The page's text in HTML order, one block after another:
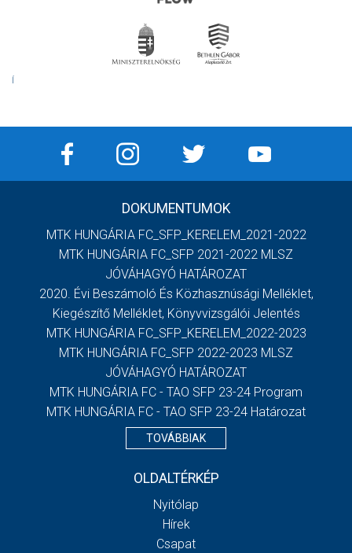
DOKUMENTUMOK
MTK HUNGÁRIA FC_SFP_KERELEM_2021-2022
MTK HUNGÁRIA FC_SFP 2021-2022 MLSZ
JÓVÁHAGYÓ HATÁROZAT
2020. Évi Beszámoló És Közhasznúsági Melléklet,
Kiegészítő Melléklet, Könyvvizsgálói Jelentés
MTK HUNGÁRIA FC_SFP_KERELEM_2022-2023
MTK HUNGÁRIA FC_SFP 2022-2023 MLSZ
JÓVÁHAGYÓ HATÁROZAT
MTK HUNGÁRIA FC - TAO SFP 23-24 Program
MTK HUNGÁRIA FC - TAO SFP 23-24 Határozat
TOVÁBBIAK
OLDALTÉRKÉP
Nyitólap
Hírek
Csapat